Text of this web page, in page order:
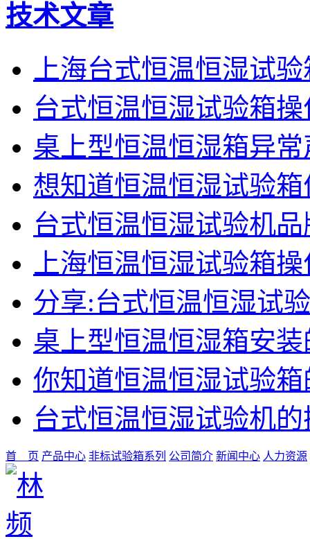
技术文章
上海台式恒温恒湿试
台式恒温恒湿试验箱
桌上型恒温恒湿箱异
想知道恒温恒湿试验
台式恒温恒湿试验机
上海恒温恒湿试验箱
分享:台式恒温恒湿试
桌上型恒温恒湿箱安
你知道恒温恒湿试验
台式恒温恒湿试验机
首 页 产品中心 非标试验箱系列 公司简介 新闻中心 人力资源